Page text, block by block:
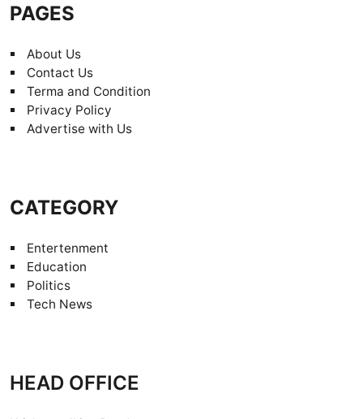
PAGES
About Us
Contact Us
Terma and Condition
Privacy Policy
Advertise with Us
CATEGORY
Entertenment
Education
Politics
Tech News
HEAD OFFICE